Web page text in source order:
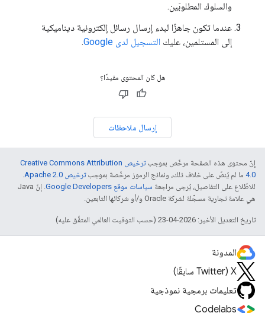
والسلوك المطلوبَين.
عندما تكون جاهزًا لبدء إرسال رسائل إلكترونية ديناميكية
إلى المستلمين، عليك التسجيل لدى Google .
هل كان المحتوى مفيدًا؟
إرسال ملاحظات
إنّ محتوى هذه الصفحة مرخّص بموجب
ترخيص Creative Commons Attribution
4.0‏ ما لم يُنصّ على خلاف ذلك، ونماذج الرموز مرخّصة بموجبترخيص Apache 2.0‏
.
للاطّلاع على التفاصيل، يُرجى مراجعة سياسات موقع Google Developers‏
. إنّ Java
هي علامة تجارية مسجَّلة لشركة Oracle و/أو شركائها التابعين.
تاريخ التعديل الأخير: 2026-04-23 (حسب التوقيت العالمي المتفَّق عليه)
المدونة
‫X ‏(Twitter سابقًا)
تعليمات برمجية نموذجية
Codelabs